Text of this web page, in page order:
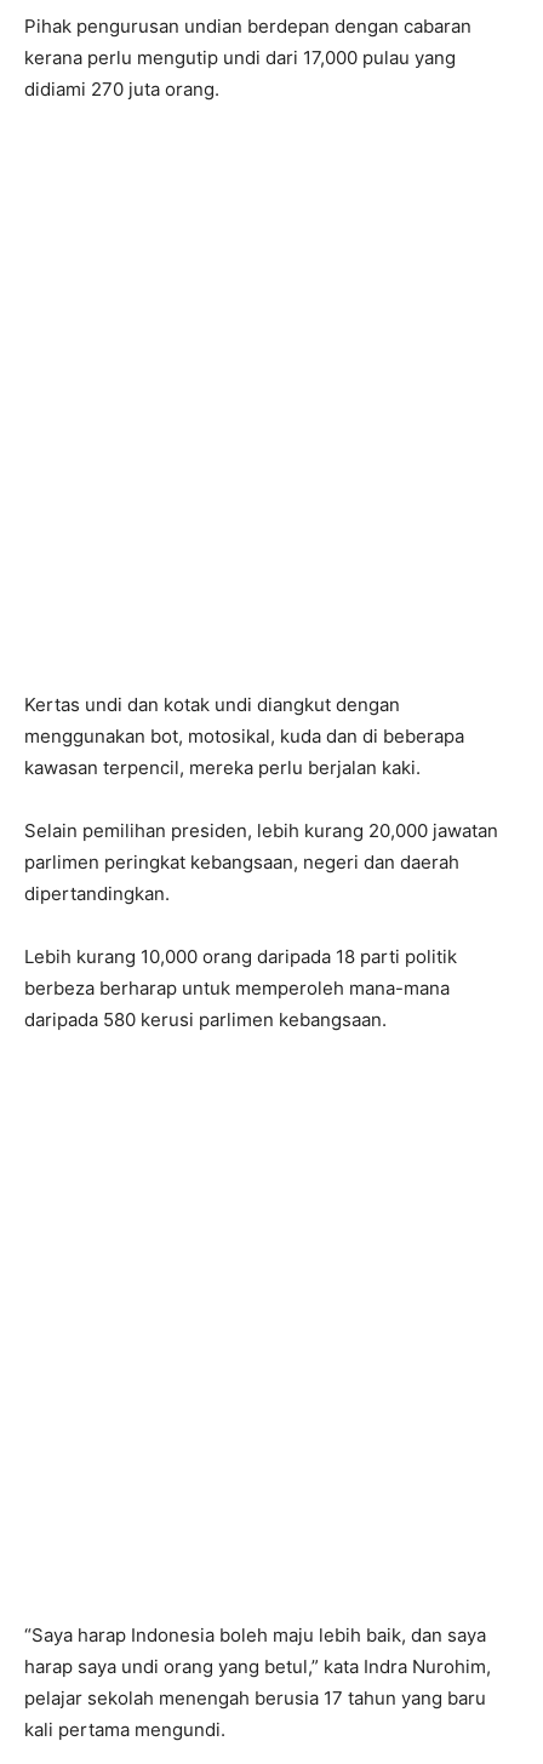
Pihak pengurusan undian berdepan dengan cabaran
kerana perlu mengutip undi dari 17,000 pulau yang
didiami 270 juta orang.
Kertas undi dan kotak undi diangkut dengan
menggunakan bot, motosikal, kuda dan di beberapa
kawasan terpencil, mereka perlu berjalan kaki.
Selain pemilihan presiden, lebih kurang 20,000 jawatan
parlimen peringkat kebangsaan, negeri dan daerah
dipertandingkan.
Lebih kurang 10,000 orang daripada 18 parti politik
berbeza berharap untuk memperoleh mana-mana
daripada 580 kerusi parlimen kebangsaan.
“Saya harap Indonesia boleh maju lebih baik, dan saya
harap saya undi orang yang betul,” kata Indra Nurohim,
pelajar sekolah menengah berusia 17 tahun yang baru
kali pertama mengundi.